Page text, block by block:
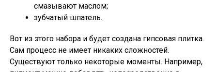
смазывают маслом;
зубчатый шпатель.
Вот из этого набора и будет создана гипсовая плитка.
Сам процесс не имеет никаких сложностей.
Существуют только некоторые моменты. Например,